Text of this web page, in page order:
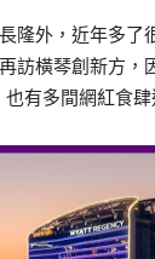
隆外，近年多
訪橫琴創新方
也有多間網紅食